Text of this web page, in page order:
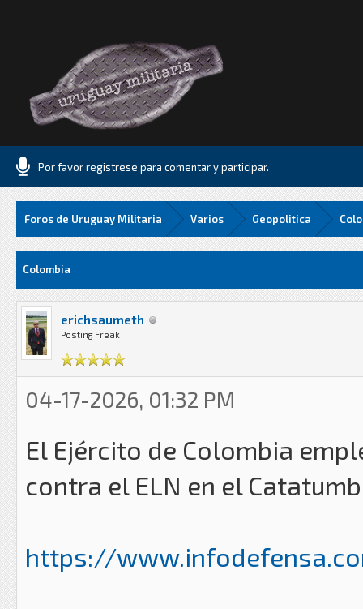
Por favor registrese para comentar y participar.
Foros de Uruguay Militaria Varios Geopolitica
MediaColombia
erichsaumeth
Posting Freak
04-17-2026, 01:32 PM
El Ejército de Colombia
contra el ELN en el
https://